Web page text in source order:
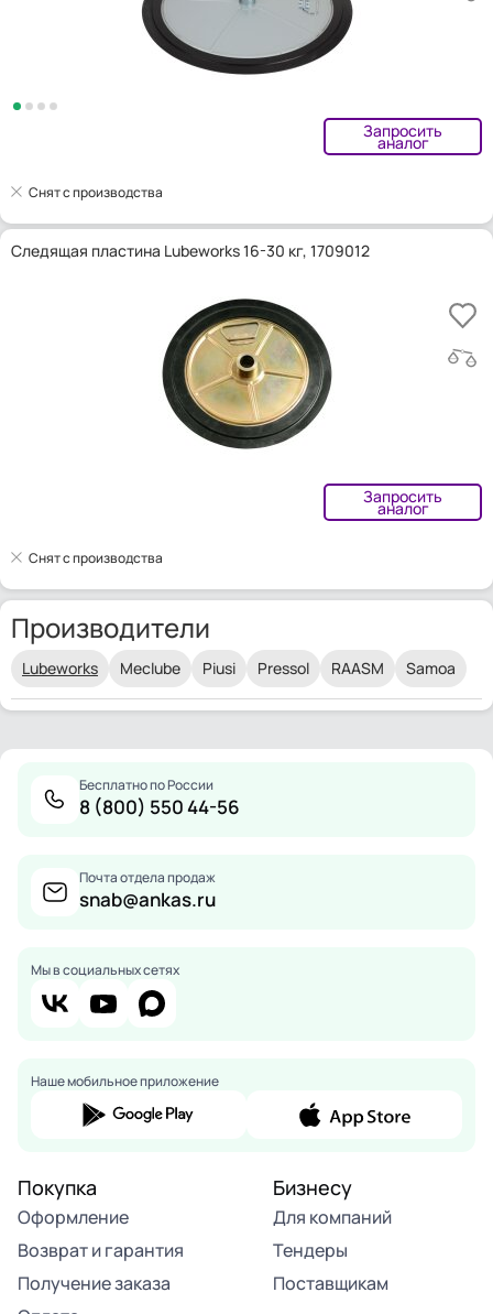
Запросить
аналог
Снят с производства
Следящая пластина Lubeworks 16-30 кг, 1709012
Запросить
аналог
Снят с производства
Производители
Lubeworks Meclube Piusi Pressol RAASM Samoa
Бесплатно по России
8 (800) 550 44-56
Почта отдела продаж
snab@ankas.ru
Мы в социальных сетях
Наше мобильное приложение
Покупка
Оформление
Возврат и гарантия
Получение заказа
Бизнесу
Для компаний
Тендеры
Поставщикам